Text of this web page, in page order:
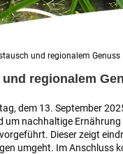
und regionalem Genuss
regionalem
dem 13. September
um nachhaltige
Dieser zeigt
umgeht. Im Anschluss